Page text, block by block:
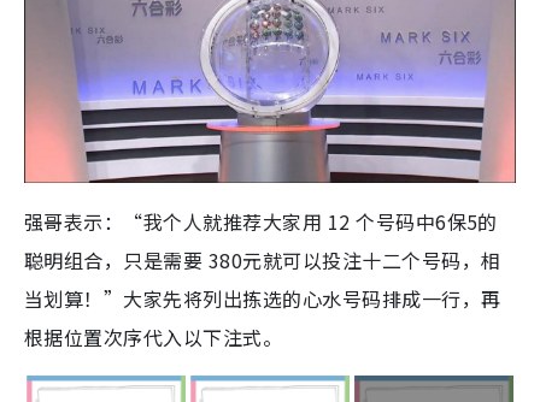
强哥表示：“我个人就推荐大家用 12 个号码中6保5的
聪明组合，只是需要 380元就可以投注十二个号码，相
当划算！”大家先将列出拣选的心水号码排成一行，再
根据位置次序代入以下注式。